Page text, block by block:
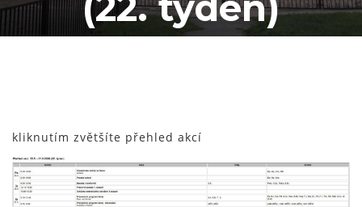
kliknutím zvětšíte přehled akcí